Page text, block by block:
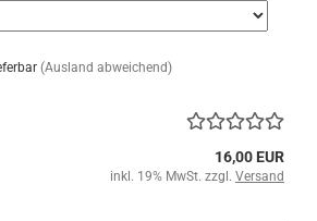
(Ausland abweichend)
16,00 EUR
inkl. 19% MwSt. zzgl. Versand